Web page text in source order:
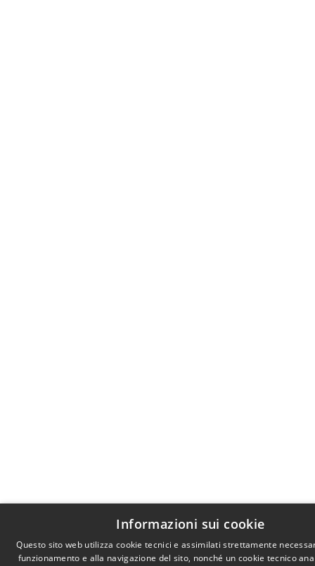
Informazioni sui cookie
Questo sito web utilizza cookie tecnici e assimilati strettamente
funzionamento e alla navigazione del sito, nonché un cookie tecnico